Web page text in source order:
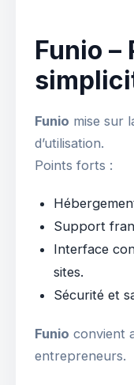
Funio –
Funio mise sur
d’utilisation.
Points forts :
Support
Interface
sites.
Sécurité et
Funio convient
entrepreneurs.